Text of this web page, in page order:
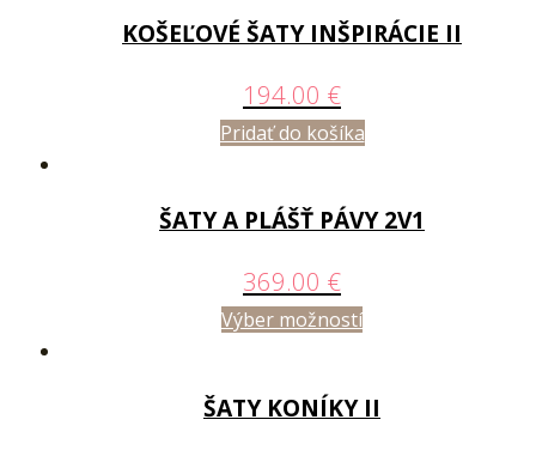
KOŠEĽOVÉ ŠATY INŠPIRÁCIE II
194.00 €
Pridať do košíka
ŠATY A PLÁŠŤ PÁVY 2V1
369.00 €
Výber možností
ŠATY KONÍKY II